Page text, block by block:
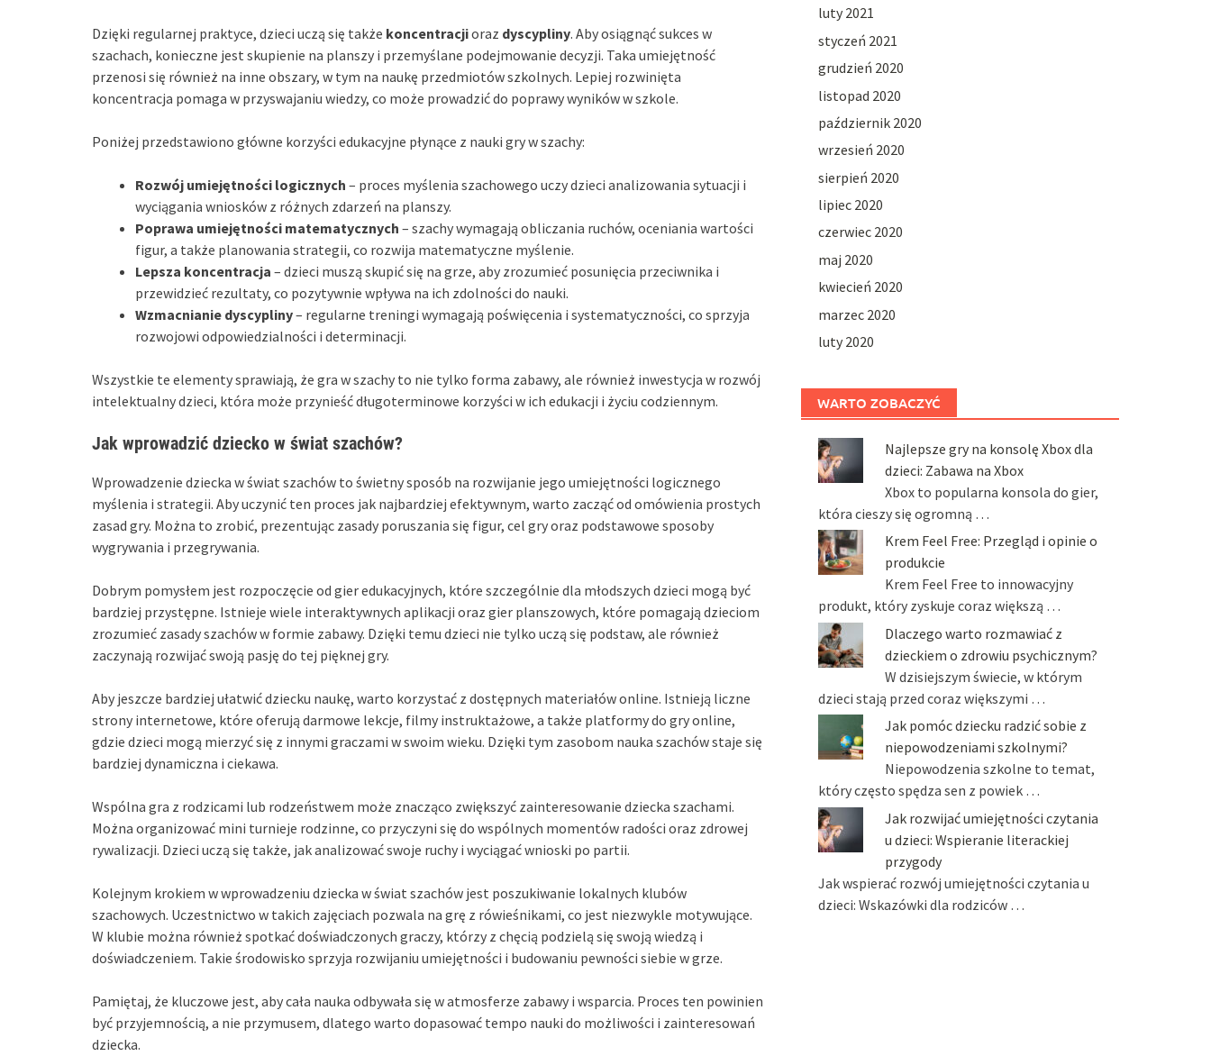
Dzięki regularnej praktyce, dzieci uczą się także koncentracjioraz dyscypliny. Aby osiągnąć sukces w
szachach, konieczne jest skupienie na planszy i przemyślane podejmowanie decyzji. Taka umiejętność
przenosi się również na inne obszary, w tym na naukę przedmiotów szkolnych. Lepiej rozwinięta
koncentracja pomaga w przyswajaniu wiedzy, co może prowadzić do poprawy wyników w szkole.
Poniżej przedstawiono główne korzyści edukacyjne płynące z nauki gry w szachy:
Rozwój umiejętności logicznych – proces myślenia szachowego uczy dzieci analizowania sytuacji i
wyciągania wniosków z różnych zdarzeń na planszy.
Poprawa umiejętności matematycznych – szachy wymagają obliczania ruchów, oceniania wartości
figur, a także planowania strategii, co rozwija matematyczne myślenie.
Lepsza koncentracja – dzieci muszą skupić się na grze, aby zrozumieć posunięcia przeciwnika i
przewidzieć rezultaty, co pozytywnie wpływa na ich zdolności do nauki.
Wzmacnianie dyscypliny– regularne treningi wymagają poświęcenia i systematyczności, co sprzyja
rozwojowi odpowiedzialności i determinacji.
Wszystkie te elementy sprawiają, że gra w szachy to nie tylko forma zabawy, ale również inwestycja w rozwój
intelektualny dzieci, która może przynieść długoterminowe korzyści w ich edukacji i życiu codziennym.
Jak wprowadzić dziecko w świat szachów?
Wprowadzenie dziecka w świat szachów to świetny sposób na rozwijanie jego umiejętności logicznego
myślenia i strategii. Aby uczynić ten proces jak najbardziej efektywnym, warto zacząć od omówienia prostych
zasad gry. Można to zrobić, prezentując zasady poruszania się figur, cel gry oraz podstawowe sposoby
wygrywania i przegrywania.
Dobrym pomysłem jest rozpoczęcie od gier edukacyjnych, które szczególnie dla młodszych dzieci mogą być
bardziej przystępne. Istnieje wiele interaktywnych aplikacji oraz gier planszowych, które pomagają dzieciom
zrozumieć zasady szachów w formie zabawy. Dzięki temu dzieci nie tylko uczą się podstaw, ale również
zaczynają rozwijać swoją pasję do tej pięknej gry.
Aby jeszcze bardziej ułatwić dziecku naukę, warto korzystać z dostępnych materiałów online. Istnieją liczne
strony internetowe, które oferują darmowe lekcje, filmy instruktażowe, a także platformy do gry online,
gdzie dzieci mogą mierzyć się z innymi graczami w swoim wieku. Dzięki tym zasobom nauka szachów staje się
bardziej dynamiczna i ciekawa.
Wspólna gra z rodzicami lub rodzeństwem może znacząco zwiększyć zainteresowanie dziecka szachami.
Można organizować mini turnieje rodzinne, co przyczyni się do wspólnych momentów radości oraz zdrowej
rywalizacji. Dzieci uczą się także, jak analizować swoje ruchy i wyciągać wnioski po partii.
Kolejnym krokiem w wprowadzeniu dziecka w świat szachów jest poszukiwanie lokalnych klubów
szachowych. Uczestnictwo w takich zajęciach pozwala na grę z rówieśnikami, co jest niezwykle motywujące.
W klubie można również spotkać doświadczonych graczy, którzy z chęcią podzielą się swoją wiedzą i
doświadczeniem. Takie środowisko sprzyja rozwijaniu umiejętności i budowaniu pewności siebie w grze.
Pamiętaj, że kluczowe jest, aby cała nauka odbywała się w atmosferze zabawy i wsparcia. Proces ten powinien
być przyjemnością, a nie przymusem, dlatego warto dopasować tempo nauki do możliwości i zainteresowań
dziecka.
luty 2021
styczeń 2021
grudzień 2020
listopad 2020
październik 2020
wrzesień 2020
sierpień 2020
lipiec 2020
czerwiec 2020
maj 2020
kwiecień 2020
marzec 2020
luty 2020
WARTO ZOBACZYĆ
Najlepsze gry na konsolę Xbox dla
dzieci: Zabawa na Xbox
Xbox to popularna konsola do gier,
która cieszy się ogromną …
Krem Feel Free: Przegląd i opinie o
produkcie
Krem Feel Free to innowacyjny
produkt, który zyskuje coraz większą …
Dlaczego warto rozmawiać z
dzieckiem o zdrowiu psychicznym?
W dzisiejszym świecie, w którym
dzieci stają przed coraz większymi …
Jak pomóc dziecku radzić sobie z
niepowodzeniami szkolnymi?
Niepowodzenia szkolne to temat,
który często spędza sen z powiek …
Jak rozwijać umiejętności czytania
u dzieci: Wspieranie literackiej
przygody
Jak wspierać rozwój umiejętności czytania u
dzieci: Wskazówki dla rodziców …